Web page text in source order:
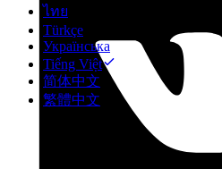
ไทย
Türkçe
Українська
Tiếng Việt
简体中文
繁體中文